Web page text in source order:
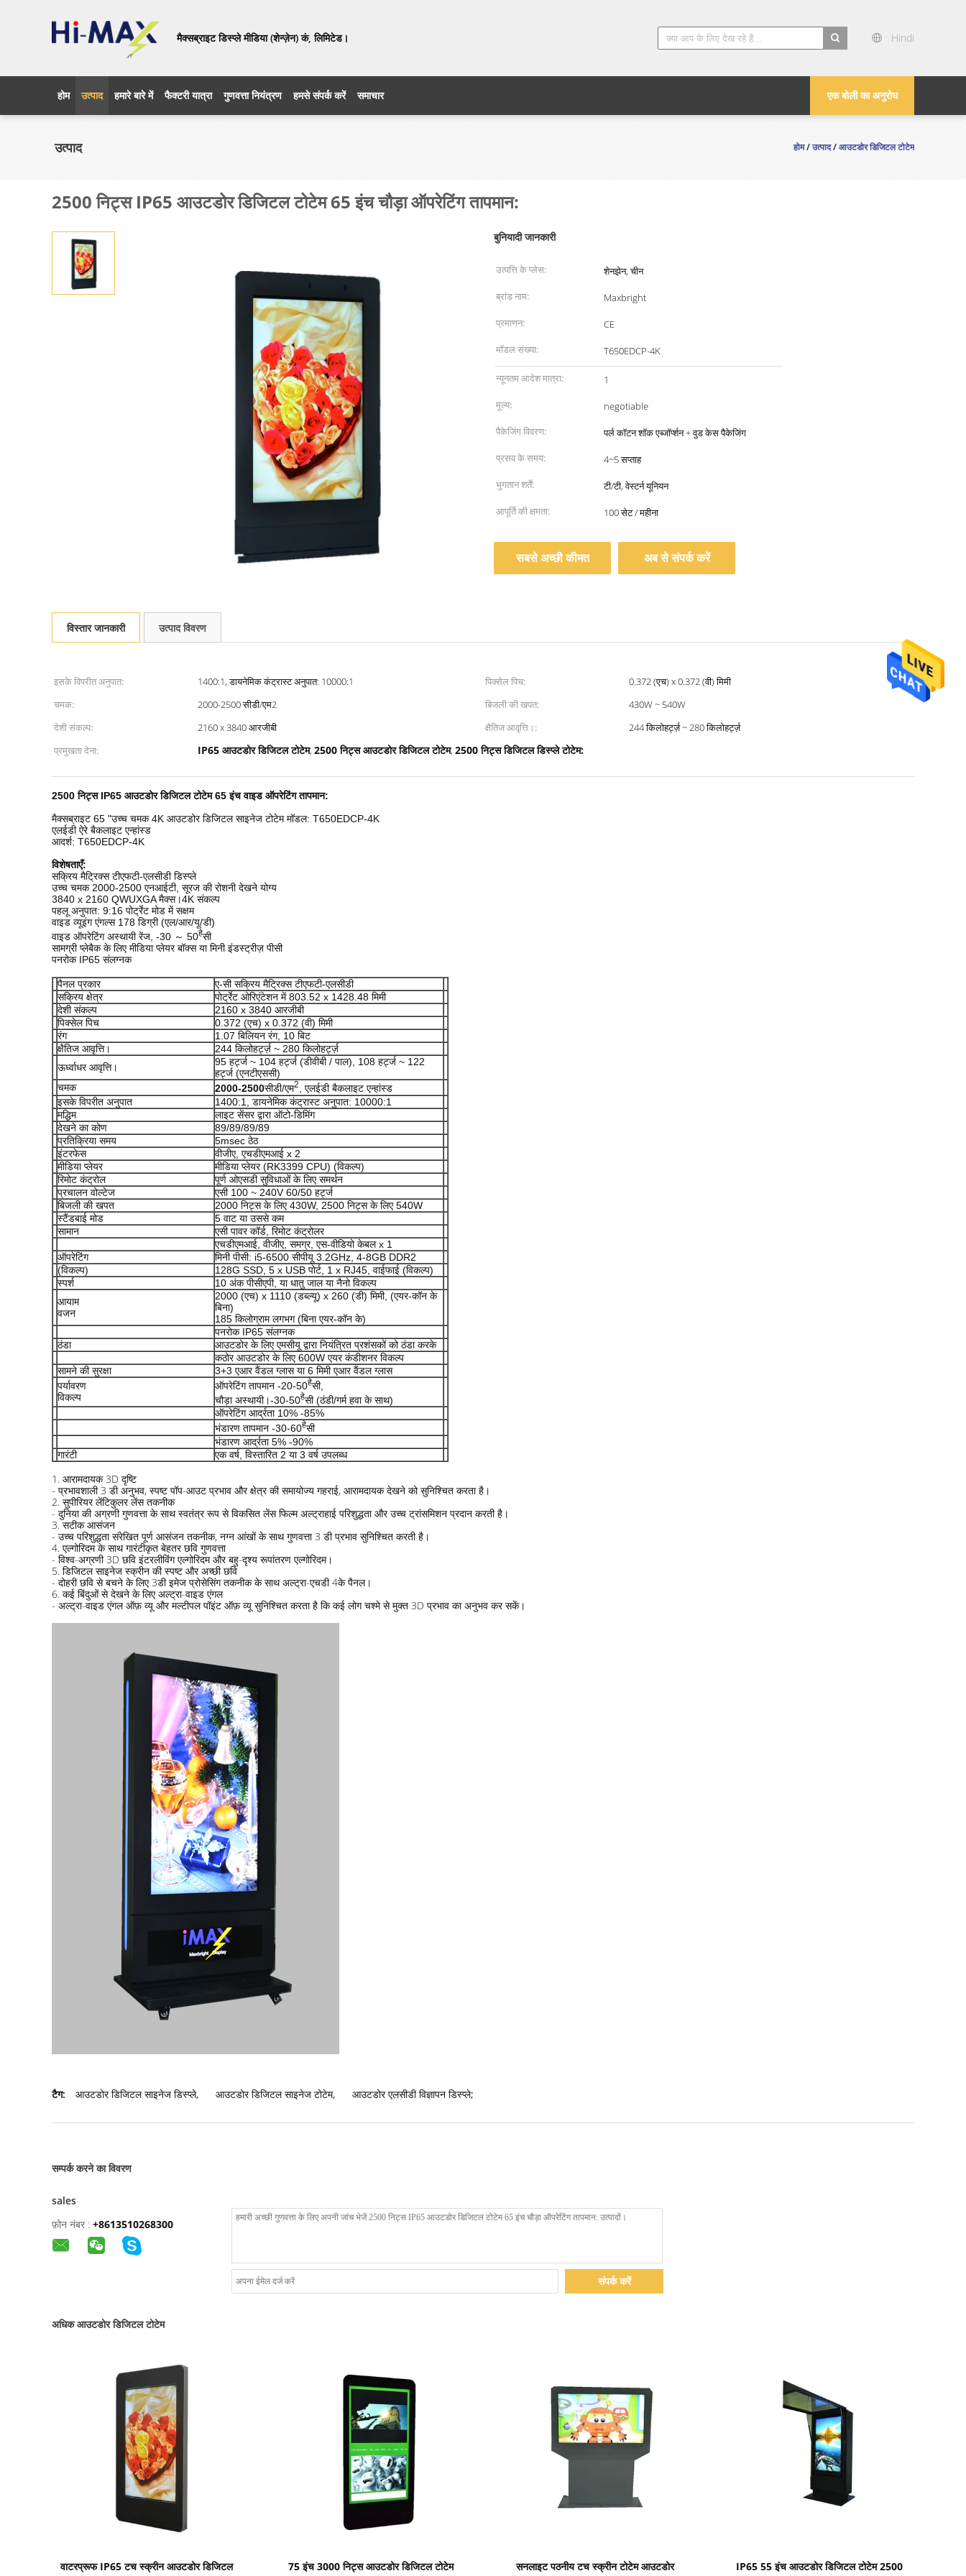
मैक्सब्राइट डिस्प्ले मीडिया (शेन्ज़ेन) कं, लिमिटेड।
Hindi
एक बोली का अनुरोध
होम उत्पाद हमारे बारे में फैक्टरी यात्रा गुणवत्ता नियंत्रण हमसे संपर्क करें समाचार
उत्पाद होम/उत्पाद/आउटडोर डिजिटल टोटेम
2500 निट्स IP65 आउटडोर डिजिटल टोटेम 65 इंच चौड़ा ऑपरेटिंग तापमान:
बुनियादी जानकारी
उत्पत्ति के प्लेस:
शेनझेन, चीन
ब्रांड नाम:
Maxbright
प्रमाणन:
CE
मॉडल संख्या:
T650EDCP-4K
न्यूनतम आदेश मात्रा:
1
मूल्य:
negotiable
पैकेजिंग विवरण:
पर्ल कॉटन शॉक एब्जॉर्प्शन + वुड केस पैकेजिंग
प्रसव के समय:
4~5 सप्ताह
भुगतान शर्तें:
टी/टी, वेस्टर्न यूनियन
आपूर्ति की क्षमता:
100 सेट / महीना
सबसे अच्छी कीमत अब से संपर्क करें
विस्तार जानकारी उत्पाद विवरण
इसके विपरीत अनुपात: 1400:1, डायनेमिक कंट्रास्ट अनुपात: 10000:1 पिक्सेल पिच:
0.372 (एच) x 0.372 (वी) मिमी
चमक:
2000-2500 सीडी/एम2 बिजली की खपत:
430W ~ 540W
देशी संकल्प:
2160 x 3840 आरजीबी क्षैतिज आवृत्ति।:
244 किलोहर्ट्ज़ ~ 280 किलोहर्ट्ज़
प्रमुखता देना:
IP65 आउटडोर डिजिटल टोटेम, 2500 निट्स आउटडोर डिजिटल टोटेम, 2500 निट्स डिजिटल डिस्प्ले टोटेम:
2500 निट्स IP65 आउटडोर डिजिटल टोटेम 65 इंच वाइड ऑपरेटिंग तापमान:
मैक्सब्राइट 65 "उच्च चमक 4K आउटडोर डिजिटल साइनेज टोटेम मॉडल: T650EDCP-4K
एलईडी ऐरे बैकलाइट एन्हांस्ड
आदर्श: T650EDCP-4K
विशेषताएँ:
सक्रिय मैट्रिक्स टीएफटी-एलसीडी डिस्प्ले
उच्च चमक 2000-2500 एनआईटी, सूरज की रोशनी देखने योग्य
3840 x 2160 QWUXGA मैक्स।4K संकल्प
पहलू अनुपात: 9:16 पोर्ट्रेट मोड में सक्षम
वाइड व्यूइंग एंगल्स 178 डिग्री (एल/आर/यू/डी)
वाइड ऑपरेटिंग अस्थायी रेंज, -30 ～ 50हेसी
सामग्री प्लेबैक के लिए मीडिया प्लेयर बॉक्स या मिनी इंडस्ट्रीज़ पीसी
पनरोक IP65 संलग्नक
पैनल प्रकार
ए-सी सक्रिय मैट्रिक्स टीएफटी-एलसीडी
सक्रिय क्षेत्र
पोर्ट्रेट ओरिएंटेशन में 803.52 x 1428.48 मिमी
देशी संकल्प
2160 x 3840 आरजीबी
पिक्सेल पिच
0.372 (एच) x 0.372 (वी) मिमी
रंग
1.07 बिलियन रंग, 10 बिट
क्षैतिज आवृत्ति।
244 किलोहर्ट्ज़ ~ 280 किलोहर्ट्ज़
ऊर्ध्वाधर आवृत्ति।
95 हर्ट्ज ~ 104 हर्ट्ज (डीवीबी / पाल), 108 हर्ट्ज ~ 122
हर्ट्ज (एनटीएससी)
चमक
2000-2500सीडी/एम2, एलईडी बैकलाइट एन्हांस्ड
इसके विपरीत अनुपात
1400:1, डायनेमिक कंट्रास्ट अनुपात: 10000:1
मद्धिम
लाइट सेंसर द्वारा ऑटो-डिमिंग
देखने का कोण
89/89/89/89
प्रतिक्रिया समय
5msec ठेठ
इंटरफेस
वीजीए, एचडीएमआई x 2
मीडिया प्लेयर
मीडिया प्लेयर (RK3399 CPU) (विकल्प)
रिमोट कंट्रोल
पूर्ण ओएसडी सुविधाओं के लिए समर्थन
प्रचालन वोल्टेज
एसी 100 ~ 240V 60/50 हर्ट्ज
बिजली की खपत
2000 निट्स के लिए 430W, 2500 निट्स के लिए 540W
स्टैंडबाई मोड
5 वाट या उससे कम
सामान
एसी पावर कॉर्ड, रिमोट कंट्रोलर
एचडीएमआई, वीजीए, समग्र, एस-वीडियो केबल x 1
ऑपरेटिंग
मिनी पीसी: i5-6500 सीपीयू 3.2GHz, 4-8GB DDR2
(विकल्प)
128G SSD, 5 x USB पोर्ट, 1 x RJ45, वाईफाई (विकल्प)
स्पर्श
10 अंक पीसीएपी, या धातु जाल या नैनो विकल्प
आयाम
वजन
2000 (एच) x 1110 (डब्ल्यू) x 260 (डी) मिमी, (एयर-कॉन के
बिना)
185 किलोग्राम लगभग (बिना एयर-कॉन के)
पनरोक IP65 संलग्नक
ठंडा
आउटडोर के लिए एमसीयू द्वारा नियंत्रित प्रशंसकों को ठंडा करके
कठोर आउटडोर के लिए 600W एयर कंडीशनर विकल्प
सामने की सुरक्षा
3+3 एआर वैंडल ग्लास या 6 मिमी एआर वैंडल ग्लास
पर्यावरण
विकल्प
ऑपरेटिंग तापमान -20-50हेसी,
चौड़ा अस्थायी।-30-50हेसी (ठंडी/गर्म हवा के साथ)
ऑपरेटिंग आर्द्रता 10% -85%
भंडारण तापमान -30-60हेसी
भंडारण आर्द्रता 5% -90%
गारंटी
एक वर्ष, विस्तारित 2 या 3 वर्ष उपलब्ध
1. आरामदायक 3D दृष्टि
- प्रभावशाली 3 डी अनुभव, स्पष्ट पॉप-आउट प्रभाव और क्षेत्र की समायोज्य गहराई, आरामदायक देखने को सुनिश्चित करता है।
2. सुपीरियर लेंटिकुलर लेंस तकनीक
- दुनिया की अग्रणी गुणवत्ता के साथ स्वतंत्र रूप से विकसित लेंस फिल्म अल्ट्राहाई परिशुद्धता और उच्च ट्रांसमिशन प्रदान करती है।
3. सटीक आसंजन
- उच्च परिशुद्धता संरेखित पूर्ण आसंजन तकनीक, नग्न आंखों के साथ गुणवत्ता 3 डी प्रभाव सुनिश्चित करती है।
4. एल्गोरिदम के साथ गारंटीकृत बेहतर छवि गुणवत्ता
- विश्व-अग्रणी 3D छवि इंटरलीविंग एल्गोरिदम और बहु-दृश्य रूपांतरण एल्गोरिदम।
5. डिजिटल साइनेज स्क्रीन की स्पष्ट और अच्छी छवि
- दोहरी छवि से बचने के लिए 3डी इमेज प्रोसेसिंग तकनीक के साथ अल्ट्रा-एचडी 4के पैनल।
6. कई बिंदुओं से देखने के लिए अल्ट्रा-वाइड एंगल
- अल्ट्रा-वाइड एंगल ऑफ़ व्यू और मल्टीपल पॉइंट ऑफ़ व्यू सुनिश्चित करता है कि कई लोग चश्मे से मुक्त 3D प्रभाव का अनुभव कर सकें।
टैग: आउटडोर डिजिटल साइनेज डिस्प्ले, आउटडोर डिजिटल साइनेज टोटेम, आउटडोर एलसीडी विज्ञापन डिस्प्ले;
सम्पर्क करने का विवरण
sales
फ़ोन नंबर : +8613510268300
संपर्क करें
अधिक आउटडोर डिजिटल टोटेम
वाटरप्रूफ IP65 टच स्क्रीन आउटडोर डिजिटल
75 इंच 3000 निट्स आउटडोर डिजिटल टोटेम
सनलाइट पठनीय टच स्क्रीन टोटेम आउटडोर
IP65 55 इंच आउटडोर डिजिटल टोटेम 2500